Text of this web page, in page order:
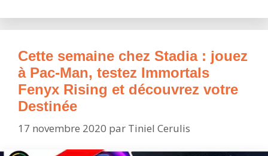
offre
cadeaux
Cette semaine chez Stadia : jouez
à Pac-Man, testez Immortals
Fenyx Rising et découvrez votre
Destinée
17 novembre 2020 par Tiniel Cerulis